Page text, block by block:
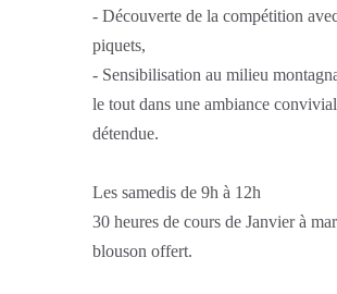
- Découverte de la compétition
piquets,
- Sensibilisation au milieu
le tout dans une ambiance
détendue.
Les samedis de 9h à 12h
30 heures de cours de Janvier à
blouson offert.